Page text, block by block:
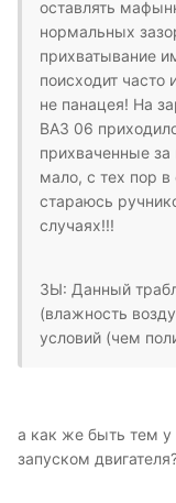
оставлять
нормальных
прихватывание
поисходит часто
не панацея! На
ВАЗ 06
прихваченные за
мало, с тех пор
стараюсь
случаях!!!
ЗЫ: Данный
(влажность
условий (чем
а как же быть тем у
запуском